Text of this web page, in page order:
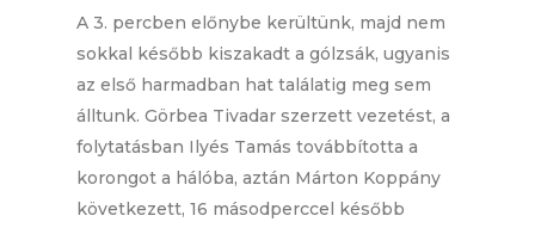
A 3. percben előnybe kerültünk, majd nem
sokkal később kiszakadt a gólzsák, ugyanis
az első harmadban hat találatig meg sem
álltunk. Görbea Tivadar szerzett vezetést, a
folytatásban Ilyés Tamás továbbította a
korongot a hálóba, aztán Márton Koppány
következett, 16 másodperccel később